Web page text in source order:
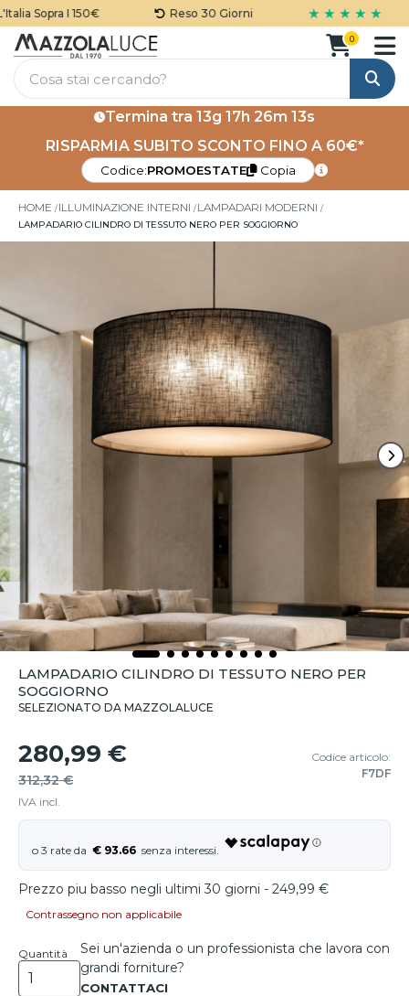
Sopra I 150€ Reso 30 Giorni ★ ★ ★ ★ ★
Cerca
0
Termina tra 13g 17h 26m 13s
RISPARMIA SUBITO SCONTO FINO A 60€*
Codice:PROMOESTATE Copia
HOME ILLUMINAZIONE INTERNI LAMPADARI MODERNI
LAMPADARIO CILINDRO DI TESSUTO NERO PER SOGGIORNO
LAMPADARIO CILINDRO DI TESSUTO NERO PER
SOGGIORNO
SELEZIONATO DA MAZZOLALUCE
280,99 €
312,32 €
IVA incl.
Codice articolo:
F7DF
€ 93.66
Prezzo piu basso negli ultimi 30 giorni - 249,99 €
Contrassegno non applicabile
Quantità
Sei un'azienda o un professionista che lavora con
grandi forniture?